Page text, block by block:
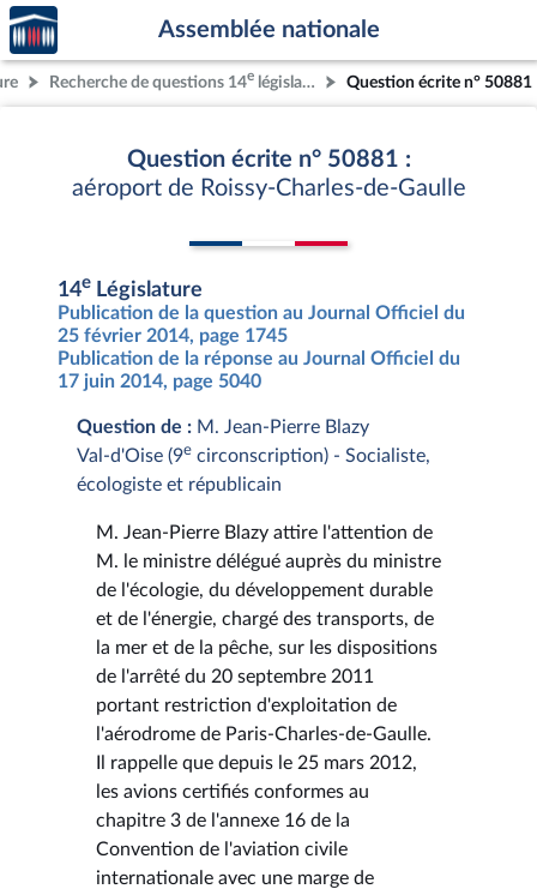
Aller au contenu
Aller en bas de la page
Accèder
à la
page
d'accueil
Assemblée nationale
Recherche de questions 14e législature Question écrite n° 50881
Question écrite n° 50881 :
aéroport de Roissy-Charles-de-Gaulle
14e Législature
Publication de la question au Journal Officiel du
25 février 2014, page 1745
Publication de la réponse au Journal Officiel du
17 juin 2014, page 5040
Question de : M. Jean-Pierre Blazy
Val-d'Oise (9e circonscription) - Socialiste,
écologiste et républicain
M. Jean-Pierre Blazy attire l'attention de
M. le ministre délégué auprès du ministre
de l'écologie, du développement durable
et de l'énergie, chargé des transports, de
la mer et de la pêche, sur les dispositions
de l'arrêté du 20 septembre 2011
portant restriction d'exploitation de
l'aérodrome de Paris-Charles-de-Gaulle.
Il rappelle que depuis le 25 mars 2012,
les avions certifiés conformes au
chapitre 3 de l'annexe 16 de la
Convention de l'aviation civile
internationale avec une marge de